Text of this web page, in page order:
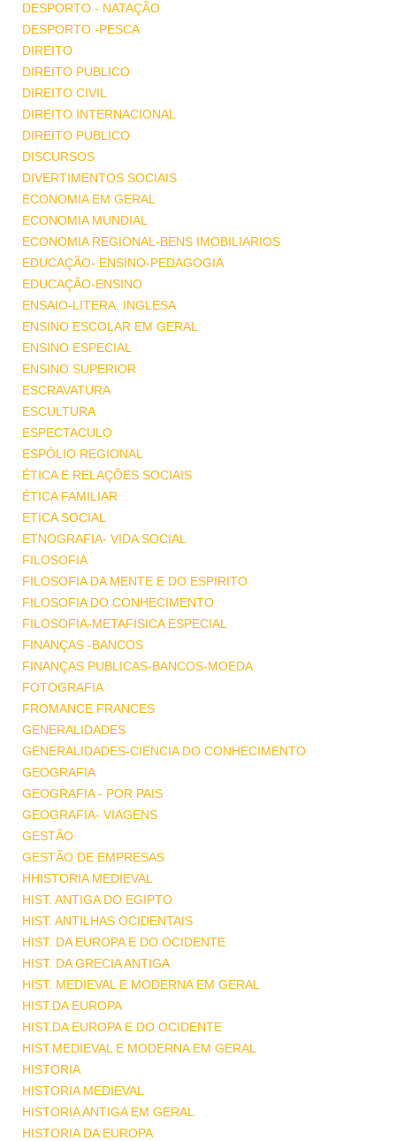
DESPORTO - NATAÇÃO
DESPORTO -PESCA
DIREITO
DIREITO PUBLICO
DIREITO CIVIL
DIREITO INTERNACIONAL
DIREITO PUBLICO
DISCURSOS
DIVERTIMENTOS SOCIAIS
ECONOMIA EM GERAL
ECONOMIA MUNDIAL
ECONOMIA REGIONAL-BENS IMOBILIARIOS
EDUCAÇÃO- ENSINO-PEDAGOGIA
EDUCAÇÃO-ENSINO
ENSAIO-LITERA. INGLESA
ENSINO ESCOLAR EM GERAL
ENSINO ESPECIAL
ENSINO SUPERIOR
ESCRAVATURA
ESCULTURA
ESPECTACULO
ESPÓLIO REGIONAL
ÉTICA E RELAÇÕES SOCIAIS
ÉTICA FAMILIAR
ETICA SOCIAL
ETNOGRAFIA- VIDA SOCIAL
FILOSOFIA
FILOSOFIA DA MENTE E DO ESPIRITO
FILOSOFIA DO CONHECIMENTO
FILOSOFIA-METAFISICA ESPECIAL
FINANÇAS -BANCOS
FINANÇAS PUBLICAS-BANCOS-MOEDA
FOTOGRAFIA
FROMANCE FRANCES
GENERALIDADES
GENERALIDADES-CIENCIA DO CONHECIMENTO
GEOGRAFIA
GEOGRAFIA - POR PAIS
GEOGRAFIA- VIAGENS
GESTÃO
GESTÃO DE EMPRESAS
HHISTORIA MEDIEVAL
HIST. ANTIGA DO EGIPTO
HIST. ANTILHAS OCIDENTAIS
HIST. DA EUROPA E DO OCIDENTE
HIST. DA GRECIA ANTIGA
HIST. MEDIEVAL E MODERNA EM GERAL
HIST.DA EUROPA
HIST.DA EUROPA E DO OCIDENTE
HIST.MEDIEVAL E MODERNA EM GERAL
HISTORIA
HISTORIA MEDIEVAL
HISTORIA ANTIGA EM GERAL
HISTORIA DA EUROPA